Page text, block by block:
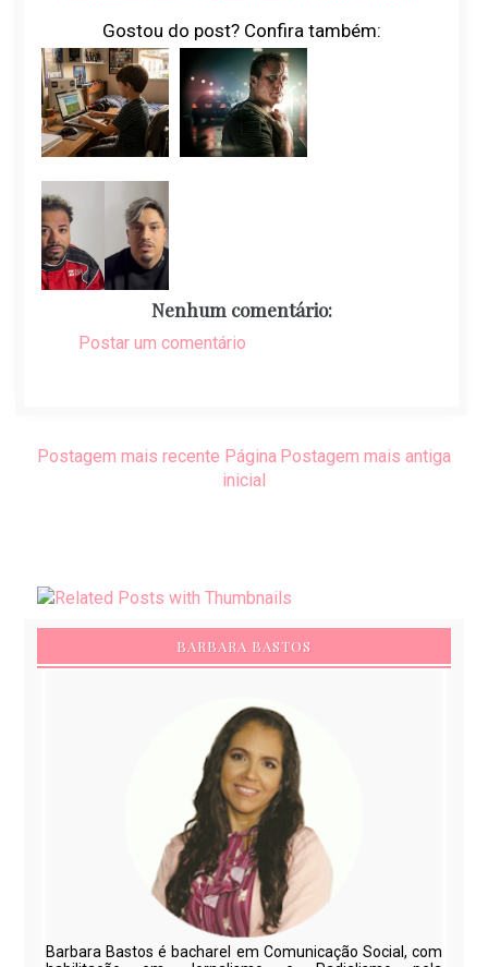
Gostou do post? Confira também:
Nenhum comentário:
Postar um comentário
Postagem mais recente Postagem mais antiga
Página
inicial
BARBARA BASTOS
Barbara Bastos é bacharel em Comunicação Social, com